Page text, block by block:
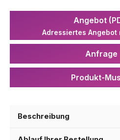
Angebot
Adressiertes Angebot
Anfrage
Produkt-
Beschreibung